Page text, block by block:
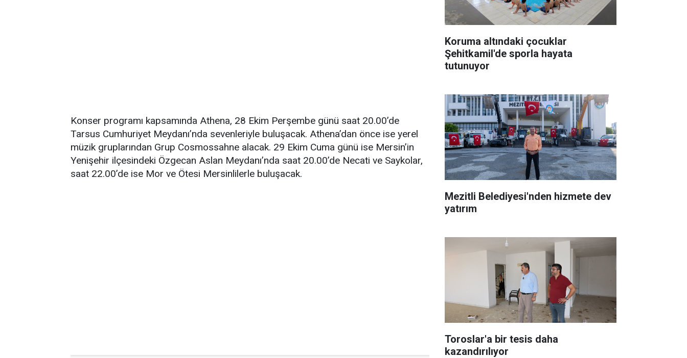
Konser programı kapsamında Athena, 28 Ekim Perşembe günü saat 20.00’de
Tarsus Cumhuriyet Meydanı’nda sevenleriyle buluşacak. Athena’dan önce ise yerel
müzik gruplarından Grup Cosmossahne alacak. 29 Ekim Cuma günü ise Mersin’in
Yenişehir ilçesindeki Özgecan Aslan Meydanı’nda saat 20.00’de Necati ve Saykolar,
saat 22.00’de ise Mor ve Ötesi Mersinlilerle buluşacak.
Koruma altındaki çocuklar
Şehitkamil'de sporla hayata
tutunuyor
Mezitli Belediyesi'nden hizmete dev
yatırım
Toroslar'a bir tesis daha
kazandırılıyor